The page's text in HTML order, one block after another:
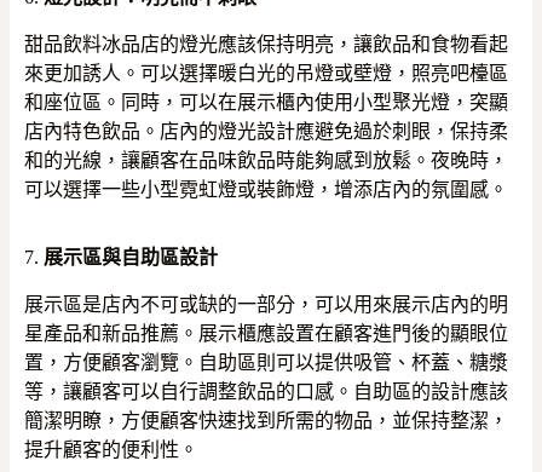
甜品飲料冰品店的燈光應該保持明亮，讓飲品和食物看起
來更加誘人。可以選擇暖白光的吊燈或壁燈，照亮吧檯區
和座位區。同時，可以在展示櫃內使用小型聚光燈，突顯
店內特色飲品。店內的燈光設計應避免過於刺眼，保持柔
和的光線，讓顧客在品味飲品時能夠感到放鬆。夜晚時，
可以選擇一些小型霓虹燈或裝飾燈，增添店內的氛圍感。
7. 展示區與自助區設計
展示區是店內不可或缺的一部分，可以用來展示店內的明
星產品和新品推薦。展示櫃應設置在顧客進門後的顯眼位
置，方便顧客瀏覽。自助區則可以提供吸管、杯蓋、糖漿
等，讓顧客可以自行調整飲品的口感。自助區的設計應該
簡潔明瞭，方便顧客快速找到所需的物品，並保持整潔，
提升顧客的便利性。